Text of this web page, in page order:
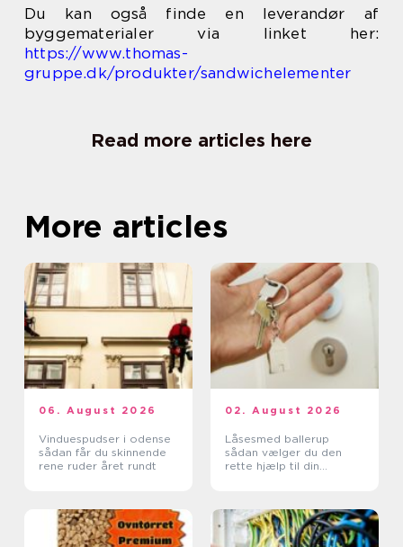
Du kan også finde en leverandør af
byggematerialer via linket her:
https://www.thomas-
gruppe.dk/produkter/sandwichelementer
Read more articles here
More articles
06. August 2026
Vinduespudser i odense
sådan får du skinnende
rene ruder året rundt
02. August 2026
Låsesmed ballerup
sådan vælger du den
rette hjælp til din